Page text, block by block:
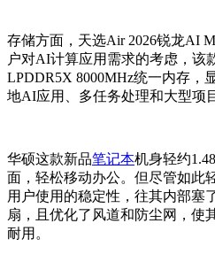
存储方面，天选Air 2026锐龙AI
户对AI计算应用需求的考虑，该
LPDDR5X 8000MHz统一内存，
地AI应用、多任务处理和大型项
华硕这款新品笔记本机身轻约
面，轻松移动办公。但尽管如此
用户使用的稳定性，往其内部塞
扇，且优化了风道和防尘网，使
耐用。